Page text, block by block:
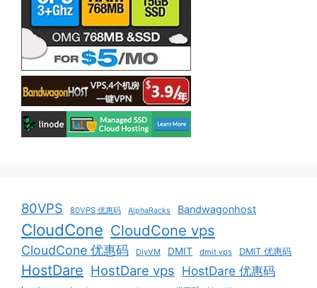
80VPS 80VPS 优惠码 AlphaRacks Bandwagonhost
CloudCone CloudCone vps
CloudCone 优惠码 DiyVM DMIT dmit vps DMIT 优惠码
HostDare HostDare vps HostDare 优惠码